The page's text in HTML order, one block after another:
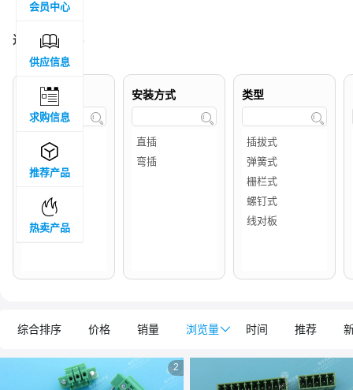
过滤结果 : 13
品牌属地

安装方式

类型

综合排序 价格 销量 浏览量 时间 推荐
2
会员中心

供应信息

求购信息

推荐产品

热卖产品